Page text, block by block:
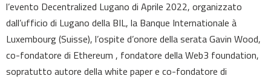
l’evento Decentralized Lugano di Aprile 2022, organizzato
dall’ufficio di Lugano della BIL, la Banque Internationale à
Luxembourg (Suisse), l’ospite d’onore della serata Gavin Wood,
co-fondatore di Ethereum , fondatore della Web3 foundation,
sopratutto autore della white paper e co-fondatore di